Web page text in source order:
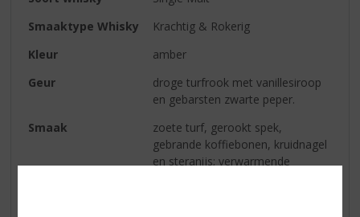
Smaaktype Whisky
Krachtig & Rokerig
Kleur
amber
Geur
droge turfrook met vanillesiroop
en gebarsten zwarte peper.
Smaak
zoete turf, gerookt spek,
gebrande koffiebonen, kruidnagel
en steranijs; verwarmende